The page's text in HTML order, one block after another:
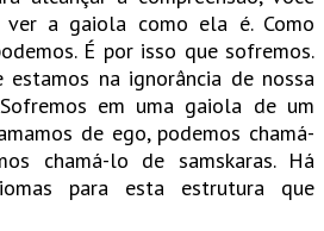
ver a gaiola como ela é. Como
É por isso que sofremos.
estamos na ignorância de nossa
em uma gaiola de um
de ego, podemos chamá-
chamá-lo de samskaras. Há
para esta estrutura que